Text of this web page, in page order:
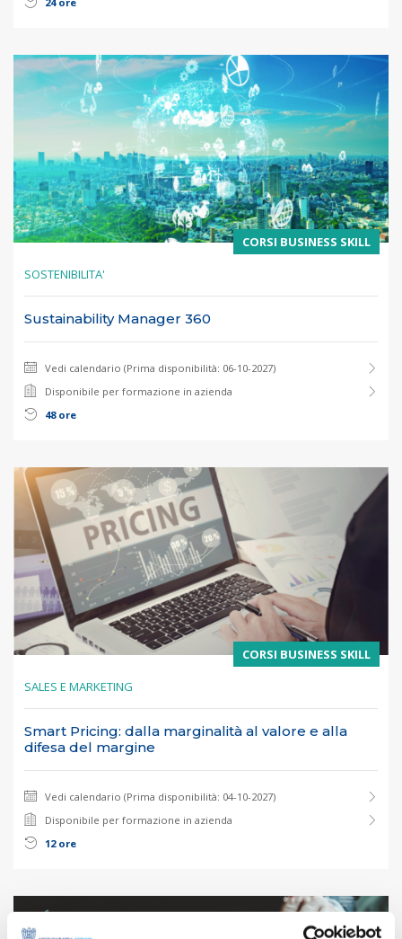
CORSI BUSINESS SKILL
SOSTENIBILITA'
Sustainability Manager 360
Vedi calendario (Prima disponibilità: 06-10-2027)
Disponibile per formazione in azienda
48 ore
CORSI BUSINESS SKILL
SALES E MARKETING
Smart Pricing: dalla marginalità al valore e alla
difesa del margine
Vedi calendario (Prima disponibilità: 04-10-2027)
Disponibile per formazione in azienda
12 ore